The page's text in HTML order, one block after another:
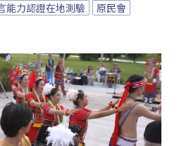
能力認證在地測驗
原民會